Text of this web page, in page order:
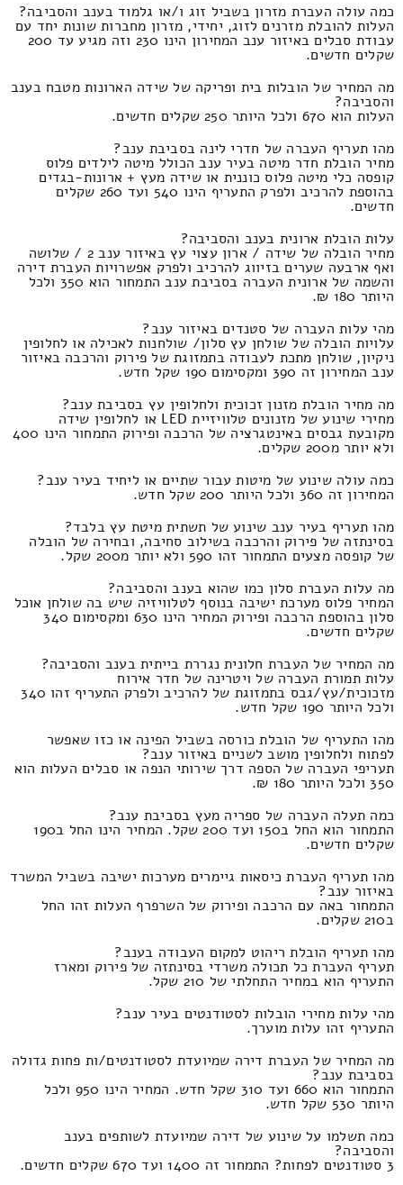
כמה עולה העברת מזרון בשביל זוג ו/או גלמוד בענב והסביבה?
העלות להובלת מזרנים לזוג, יחידי, מזרון מחברות שונות יחד עם
עבודת סבלים באיזור ענב המחירון הינו 230 וזה מגיע עד 200
שקלים חדשים.
מה המחיר של הובלות בית ופריקה של שידה הארונות מטבח בענב
והסביבה?
העלות הוא 670 ולכל היותר 250 שקלים חדשים.
מהו תעריף העברה של חדרי לינה בסביבת ענב?
מחיר הובלת חדר מיטה בעיר ענב הכולל מיטה לילדים פלוס
קופסה כלי מיטה פלוס כוננית או שידה מעץ + ארונות-בגדים
בהוספת להרכיב ולפרק התעריף הינו 540 ועד 260 שקלים
חדשים.
עלות הובלת ארונית בענב והסביבה?
מחיר הובלה של שידה / ארון עצוי עץ באיזור ענב 2 / שלושה
ואף ארבעה שערים בזיווג להרכיב ולפרק אפשרויות העברת דירה
והשמה של ארונית העברה בסביבת ענב התמחור הוא 350 ולכל
היותר 180 ₪.
מהי עלות העברה של סטנדים באיזור ענב?
עלויות הובלה של שולחן עץ סלון/ שולחנות לאכילה או לחלופין
ניקיון, שולחן מתכת לעבודה בתמזוגת של פירוק והרכבה באיזור
ענב המחירון זה 390 ומקסימום 190 שקל חדש.
מה מחיר הובלת מזנון זכוכית ולחלופין עץ בסביבת ענב?
מחירי שינוע של מזנונים טלוויזיית LED או לחלופין שידה
מקובעת גבסים באינטגרציה של הרכבה ופירוק התמחור הינו 400
ולא יותר מ200 שקלים.
כמה עולה שינוע של מיטות עבור שתיים או ליחיד בעיר ענב?
המחירון זה 360 ולכל היותר 200 שקל חדש.
מהו תעריף בעיר ענב שינוע של תשתית מיטת עץ בלבד?
בסינתזה של פירוק והרכבה בשילוב סחיבה, ובחירה של הובלה
של קופסה מצעים התמחור זהו 590 ולא יותר מ200 שקל.
מה עלות העברת סלון כמו שהוא בענב והסביבה?
המחיר פלוס מערכת ישיבה בנוסף לטלוויזיה שיש בה שולחן אוכל
סלון בהוספת הרכבה ופירוק המחיר הינו 630 ומקסימום 340
שקלים חדשים.
מה המחיר של העברת חלונית נגררת בייתית בענב והסביבה?
עלות תמורת העברה של ויטרינה של חדר אירוח
מזכוכית/עץ/גבס בתמזוגת של להרכיב ולפרק התעריף זהו 340
ולכל היותר 190 שקל חדש.
מהו התעריף של הובלת כורסה בשביל הפינה או כזו שאפשר
לפתוח ולחלופין מושב לשניים באיזור ענב?
תעריפי העברה של הספה דרך שירותי הנפה או סבלים העלות הוא
350 ולכל היותר 180 ₪.
כמה תעלה העברה של ספריה מעץ בסביבת ענב?
התמחור הוא החל ב150 ועד 200 שקל. המחיר הינו החל ב190
שקלים חדשים.
מהו תעריף העברת כיסאות גיימרים מערכות ישיבה בשביל המשרד
באיזור ענב?
התמחור באה עם הרכבה ופירוק של השרפרף העלות זהו החל
ב210 שקלים.
מהו תעריף הובלת ריהוט למקום העבודה בענב?
תעריף העברת כל תכולה משרדי בסינתזה של פירוק ומארז
התעריף הוא במחיר התחלתי של 210 שקל.
מהי עלות מחירי הובלות לסטודנטים בעיר ענב?
התעריף זהו עלות מוערך.
מה המחיר של העברת דירה שמיועדת לסטודנטים/ות פחות גדולה
בסביבת ענב?
התמחור הוא 660 ועד 310 שקל חדש. המחיר הינו 950 ולכל
היותר 530 שקל חדש.
כמה תשלמו על שינוע של דירה שמיועדת לשותפים בענב
והסביבה?
3 סטודנטים לפחות? התמחור זה 1400 ועד 670 שקלים חדשים.